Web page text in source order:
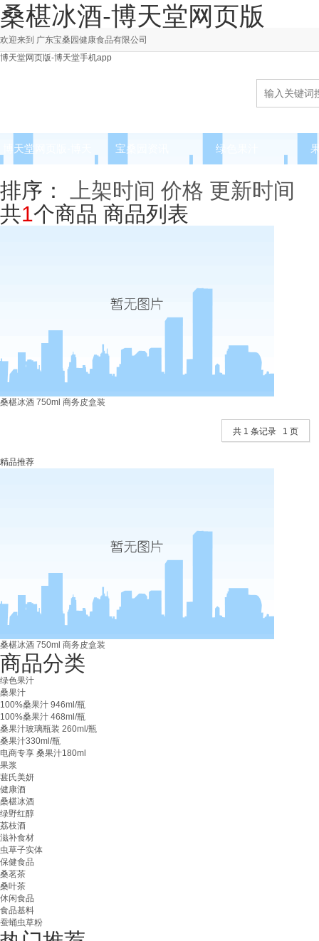
桑椹冰酒-博天堂网页版
欢迎来到 广东宝桑园健康食品有限公司
博天堂网页版-博天堂手机app
博天堂网页版-博天
堂手机app
宝桑园资讯 绿色果汁
排序： 上架时间 价格 更新时间
共1个商品 商品列表
桑椹冰酒 750ml 商务皮盒装
共 1 条记录 1 页
精品推荐
桑椹冰酒 750ml 商务皮盒装
商品分类
绿色果汁
桑果汁
100%桑果汁 946ml/瓶
100%桑果汁 468ml/瓶
桑果汁玻璃瓶装 260ml/瓶
桑果汁330ml/瓶
电商专享 桑果汁180ml
果浆
葚氏美妍
健康酒
桑椹冰酒
绿野红醇
荔枝酒
滋补食材
虫草子实体
保健食品
桑茗茶
桑叶茶
休闲食品
食品基料
蚕蛹虫草粉